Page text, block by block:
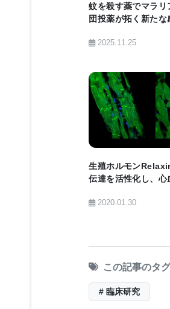
と述べ、そのデ
った。
このような問題
今後もこのよう
このチームの
ームリーダーの
シバラマン氏
蚊を殺す薬でマラリ
団投薬が拓く新たな
2025.11.25
生殖ホルモン
伝達を活性化し、心
2020.01.30
この記事のタ
# 臨床研究